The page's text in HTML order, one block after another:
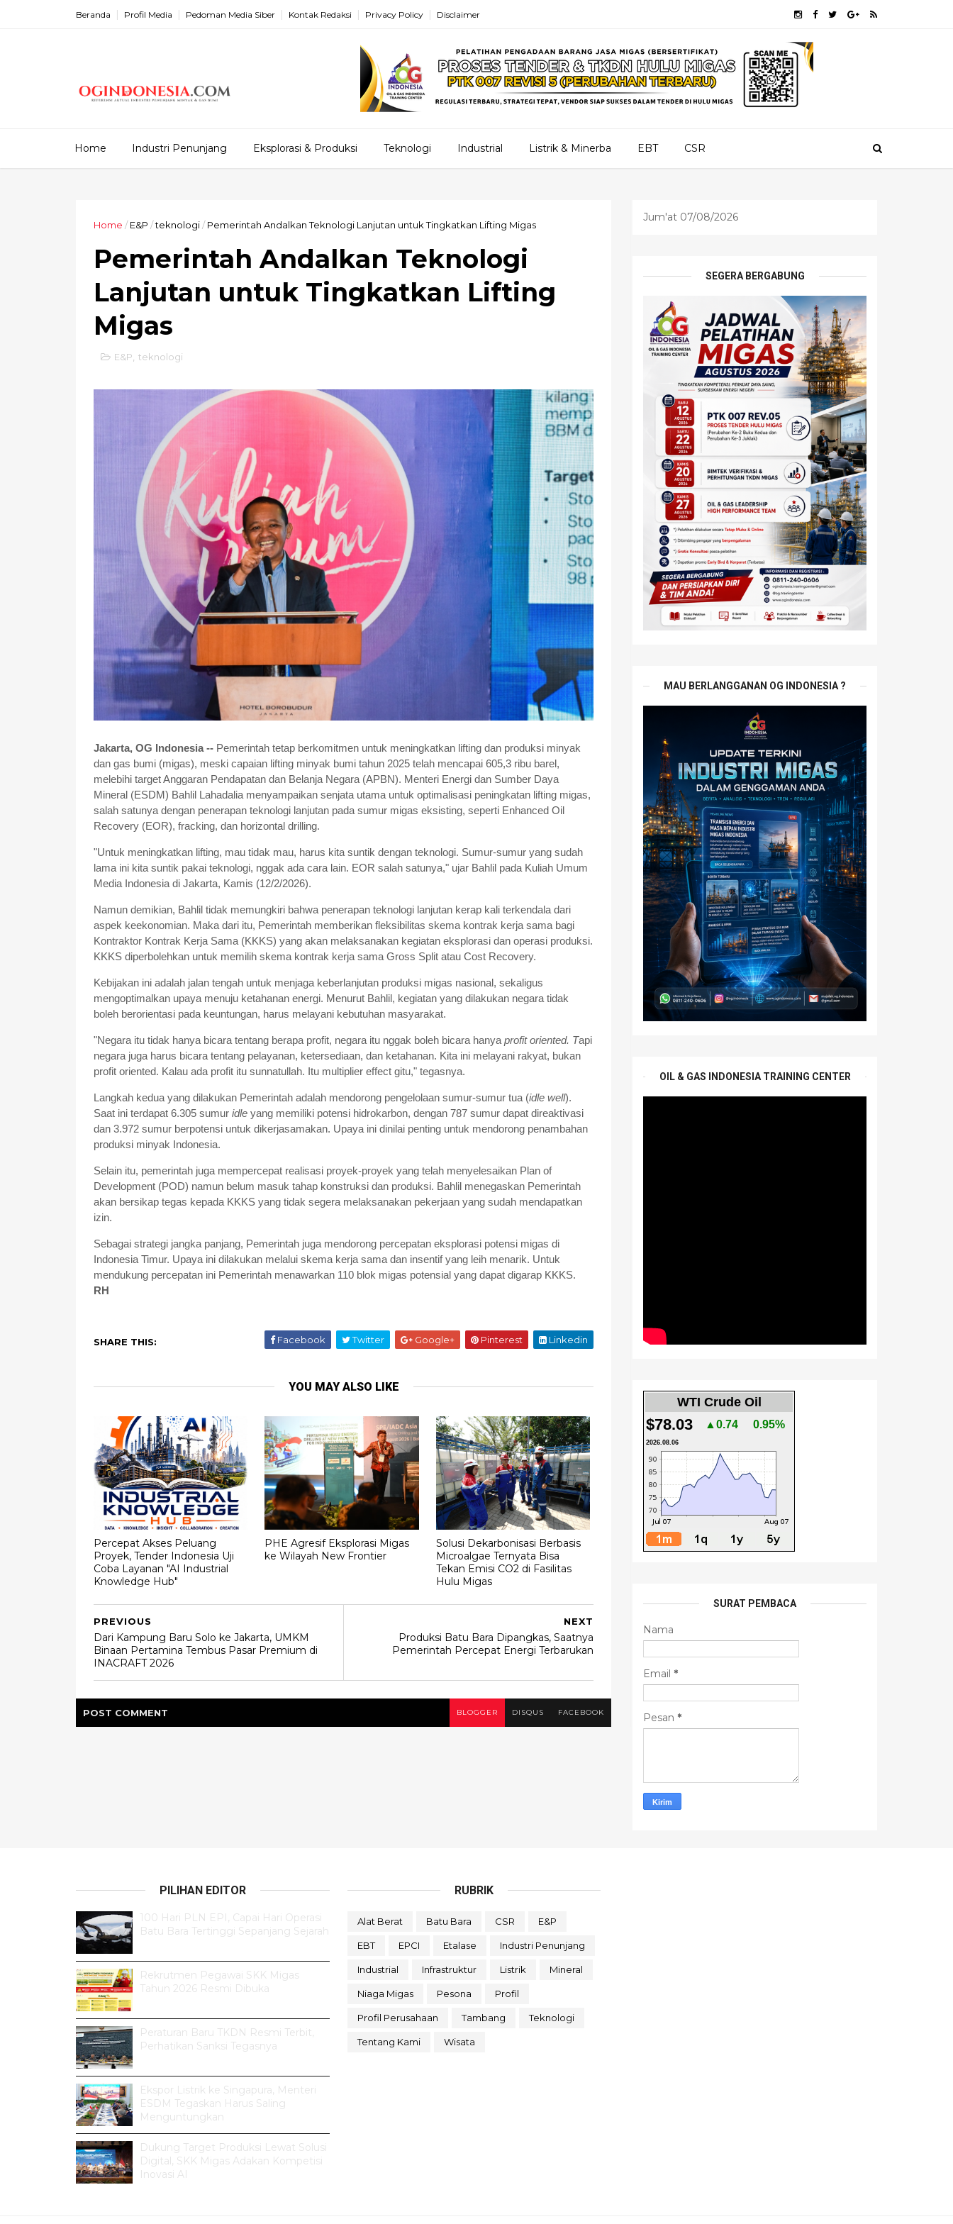
Beranda Profil Media Pedoman Media Siber Kontak Redaksi Privacy Policy Disclaimer
Home Industri Penunjang Eksplorasi & Produksi Teknologi Industrial Listrik & Minerba EBT CSR
Home / E&P /teknologi/ Pemerintah Andalkan Teknologi Lanjutan untuk Tingkatkan Lifting Migas
Pemerintah Andalkan Teknologi
Lanjutan untuk Tingkatkan Lifting
Migas
E&P teknologi
Jakarta, OG Indonesia -- Pemerintah tetap berkomitmen untuk meningkatkan lifting dan produksi minyak
dan gas bumi (migas), meski capaian lifting minyak bumi tahun 2025 telah mencapai 605,3 ribu barel,
melebihi target Anggaran Pendapatan dan Belanja Negara (APBN). Menteri Energi dan Sumber Daya
Mineral (ESDM) Bahlil Lahadalia menyampaikan senjata utama untuk optimalisasi peningkatan lifting migas,
salah satunya dengan penerapan teknologi lanjutan pada sumur migas eksisting, seperti Enhanced Oil
Recovery (EOR), fracking, dan horizontal drilling.
"Untuk meningkatkan lifting, mau tidak mau, harus kita suntik dengan teknologi. Sumur-sumur yang sudah
lama ini kita suntik pakai teknologi, nggak ada cara lain. EOR salah satunya," ujar Bahlil pada Kuliah Umum
Media Indonesia di Jakarta, Kamis (12/2/2026).
Namun demikian, Bahlil tidak memungkiri bahwa penerapan teknologi lanjutan kerap kali terkendala dari
aspek keekonomian. Maka dari itu, Pemerintah memberikan fleksibilitas skema kontrak kerja sama bagi
Kontraktor Kontrak Kerja Sama (KKKS) yang akan melaksanakan kegiatan eksplorasi dan operasi produksi.
KKKS diperbolehkan untuk memilih skema kontrak kerja sama Gross Split atau Cost Recovery.
Kebijakan ini adalah jalan tengah untuk menjaga keberlanjutan produksi migas nasional, sekaligus
mengoptimalkan upaya menuju ketahanan energi. Menurut Bahlil, kegiatan yang dilakukan negara tidak
boleh berorientasi pada keuntungan, harus melayani kebutuhan masyarakat.
"Negara itu tidak hanya bicara tentang berapa profit, negara itu nggak boleh bicara hanya profit oriented. Tapi
negara juga harus bicara tentang pelayanan, ketersediaan, dan ketahanan. Kita ini melayani rakyat, bukan
profit oriented. Kalau ada profit itu sunnatullah. Itu multiplier effect gitu," tegasnya.
Langkah kedua yang dilakukan Pemerintah adalah mendorong pengelolaan sumur-sumur tua (idle well).
Saat ini terdapat 6.305 sumur idle yang memiliki potensi hidrokarbon, dengan 787 sumur dapat direaktivasi
dan 3.972 sumur berpotensi untuk dikerjasamakan. Upaya ini dinilai penting untuk mendorong penambahan
produksi minyak Indonesia.
Selain itu, pemerintah juga mempercepat realisasi proyek-proyek yang telah menyelesaikan Plan of
Development (POD) namun belum masuk tahap konstruksi dan produksi. Bahlil menegaskan Pemerintah
akan bersikap tegas kepada KKKS yang tidak segera melaksanakan pekerjaan yang sudah mendapatkan
izin.
Sebagai strategi jangka panjang, Pemerintah juga mendorong percepatan eksplorasi potensi migas di
Indonesia Timur. Upaya ini dilakukan melalui skema kerja sama dan insentif yang leih menarik. Untuk
mendukung percepatan ini Pemerintah menawarkan 110 blok migas potensial yang dapat digarap KKKS.
RH
SHARE THIS: Facebook Twitter Google+ Pinterest Linkedin
YOU MAY ALSO LIKE
Percepat Akses Peluang
Proyek, Tender Indonesia Uji
Coba Layanan "AI Industrial
Knowledge Hub"
PHE Agresif Eksplorasi Migas
ke Wilayah New Frontier
Solusi Dekarbonisasi Berbasis
Microalgae Ternyata Bisa
Tekan Emisi CO2 di Fasilitas
Hulu Migas
NEXT
Produksi Batu Bara Dipangkas, Saatnya
Pemerintah Percepat Energi Terbarukan
PREVIOUS
Dari Kampung Baru Solo ke Jakarta, UMKM
Binaan Pertamina Tembus Pasar Premium di
INACRAFT 2026
POST COMMENT BLOGGER DISQUS FACEBOOK
Jum'at 07/08/2026
SEGERA BERGABUNG
MAU BERLANGGANAN OG INDONESIA ?
OIL & GAS INDONESIA TRAINING CENTER
WTI Crude Oil
$78.03 ▲0.74 0.95%
2026.08.06
SURAT PEMBACA
Nama
Email *
Pesan *
PILIHAN EDITOR
100 Hari PLN EPI, Capai Hari Operasi
Batu Bara Tertinggi Sepanjang Sejarah
Rekrutmen Pegawai SKK Migas
Tahun 2026 Resmi Dibuka
Peraturan Baru TKDN Resmi Terbit,
Perhatikan Sanksi Tegasnya
Ekspor Listrik ke Singapura, Menteri
ESDM Tegaskan Harus Saling
Menguntungkan
Dukung Target Produksi Lewat Solusi
Digital, SKK Migas Adakan Kompetisi
Inovasi AI
RUBRIK
Alat Berat Batu Bara CSR E&P
EBT EPCI Etalase Industri Penunjang
Industrial Infrastruktur Listrik Mineral
Niaga Migas Pesona Profil
Profil Perusahaan Tambang Teknologi
Tentang Kami Wisata